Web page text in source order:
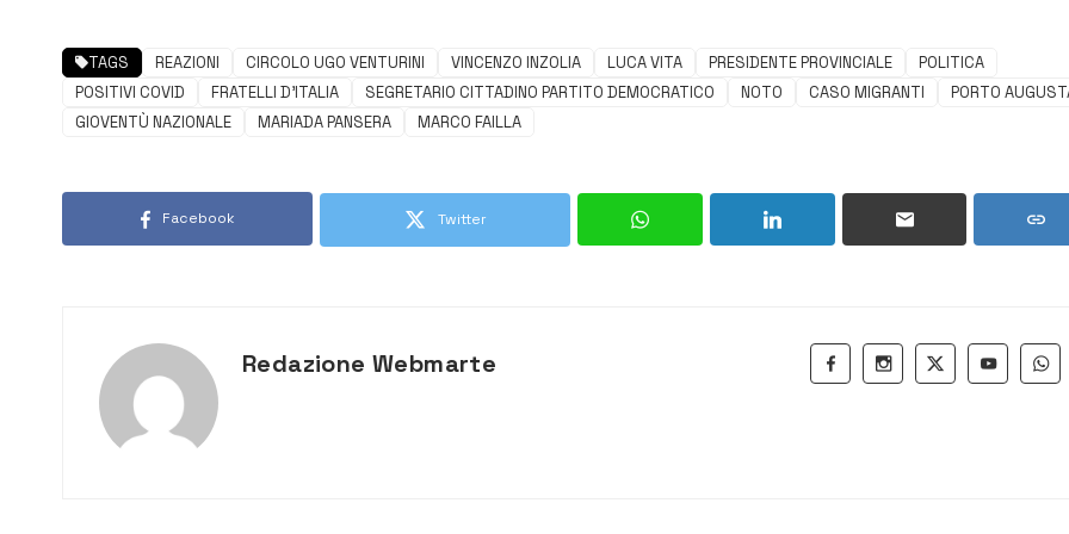
TAGS REAZIONI CIRCOLO UGO VENTURINI VINCENZO INZOLIA LUCA VITA PRESIDENTE PROVINCIALE
POLITICA
POSITIVI COVID
FRATELLI D'ITALIA SEGRETARIO CITTADINO PARTITO DEMOCRATICO NOTO CASO MIGRANTI
PORTO
GIOVENTÙ NAZIONALE
MARIADA PANSERA MARCO FAILLA
Facebook Twitter
Redazione Webmarte